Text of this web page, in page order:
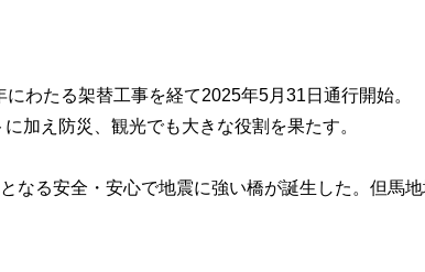
わたる架替工事を経て2025年5月31日通行開始。
加え防災、観光でも大きな役割を果たす。
なる安全・安心で地震に強い橋が誕生した。但馬